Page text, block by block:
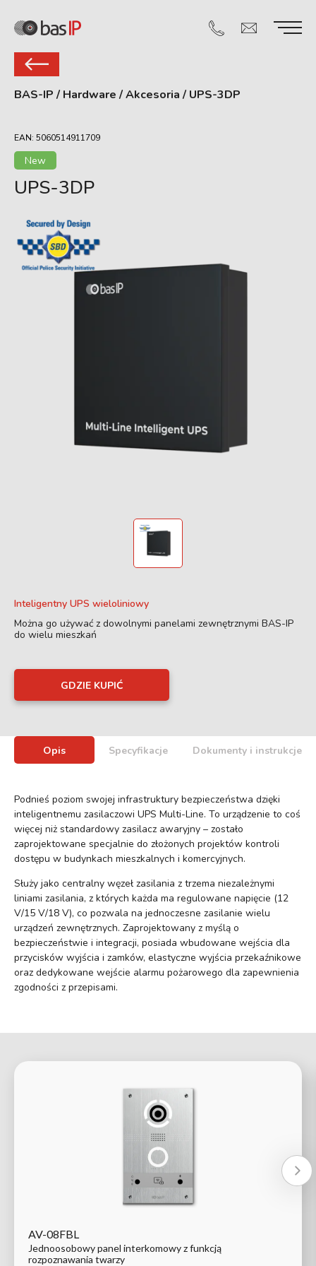
BAS-IP / Hardware /Akcesoria / UPS-3DP
EAN: 5060514911709
New
UPS-3DP
Inteligentny UPS wieloliniowy
Można go używać z dowolnymi panelami zewnętrznymi BAS-IP
do wielu mieszkań
GDZIE KUPIĆ
Opis Specyfikacje Dokumenty i instrukcje
Podnieś poziom swojej infrastruktury bezpieczeństwa dzięki
inteligentnemu zasilaczowi UPS Multi-Line. To urządzenie to coś
więcej niż standardowy zasilacz awaryjny – zostało
zaprojektowane specjalnie do złożonych projektów kontroli
dostępu w budynkach mieszkalnych i komercyjnych.
Służy jako centralny węzeł zasilania z trzema niezależnymi
liniami zasilania, z których każda ma regulowane napięcie (12
V/15 V/18 V), co pozwala na jednoczesne zasilanie wielu
urządzeń zewnętrznych. Zaprojektowany z myślą o
bezpieczeństwie i integracji, posiada wbudowane wejścia dla
przycisków wyjścia i zamków, elastyczne wyjścia przekaźnikowe
oraz dedykowane wejście alarmu pożarowego dla zapewnienia
zgodności z przepisami.
AV-08FBL
Jednoosobowy panel interkomowy z funkcją
rozpoznawania twarzy